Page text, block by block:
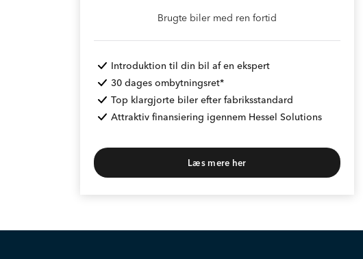
Brugte biler med ren fortid
Introduktion til din bil af en ekspert
30 dages ombytningsret*
Top klargjorte biler efter fabriksstandard
Attraktiv finansiering igennem Hessel Solutions
Læs mere her